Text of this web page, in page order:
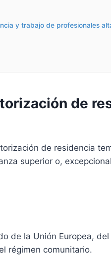
y trabajo de profesionales
de
de residencia
superior o,
de la Unión Europea,
régimen comunitario.